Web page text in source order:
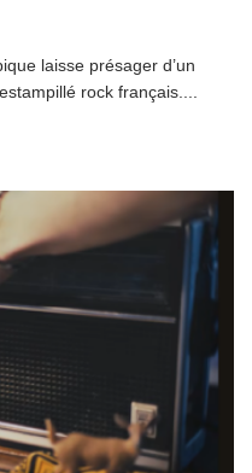
laisse présager d’un
rock français.